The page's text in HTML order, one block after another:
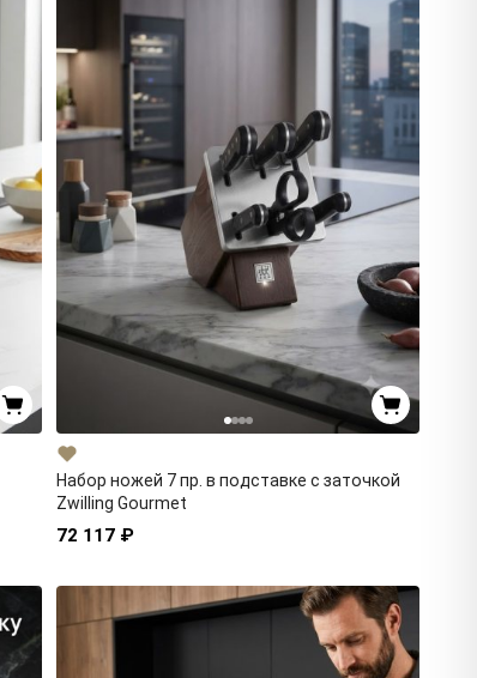
Набор ножей 7 пр. в подставке с заточкой
Zwilling Gourmet
72 117 ₽